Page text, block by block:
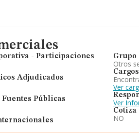
- Participaciones
Adjudicados
Públicas
Grupo
Otros
Cargos
Ver
Ver
Cotiza
NO